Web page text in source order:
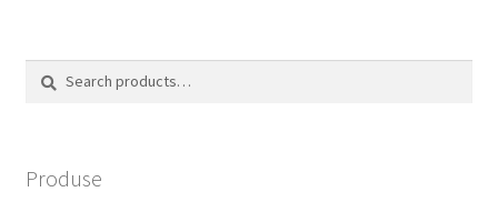
Search
Search
Produse